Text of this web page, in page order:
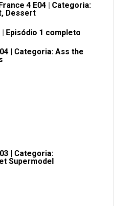
4 E04 | Categoria:
Dessert
Episódio 1 completo
| Categoria: Ass the
| Categoria:
Supermodel